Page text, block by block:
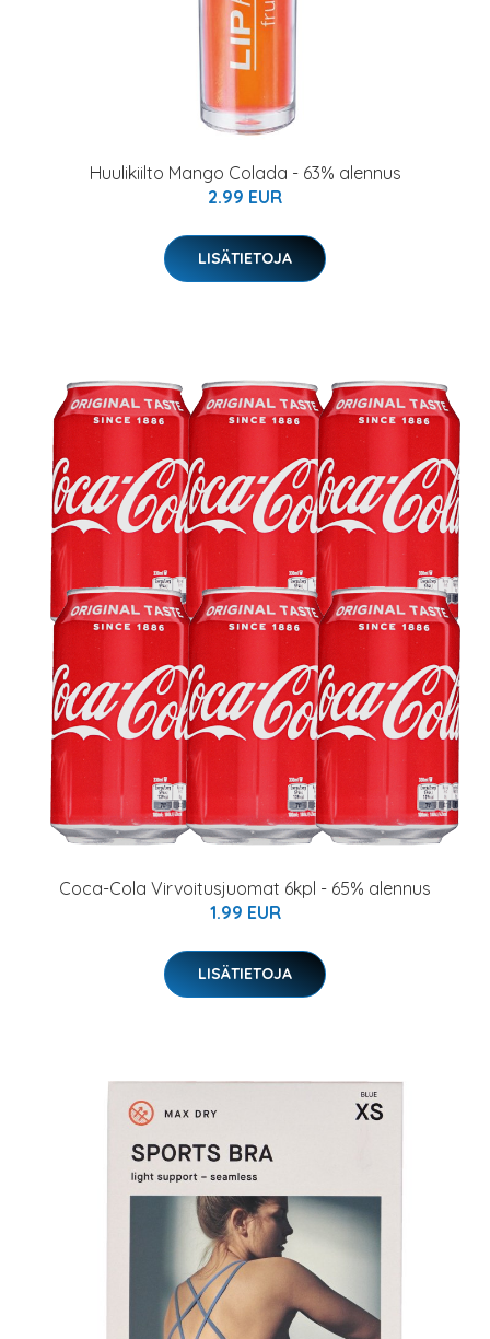
Huulikiilto Mango Colada - 63% alennus
2.99 EUR
LISÄTIETOJA
Coca-Cola Virvoitusjuomat 6kpl - 65% alennus
1.99 EUR
LISÄTIETOJA